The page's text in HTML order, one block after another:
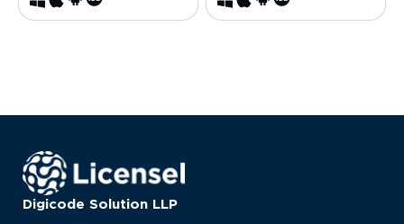
Digicode Solution LLP